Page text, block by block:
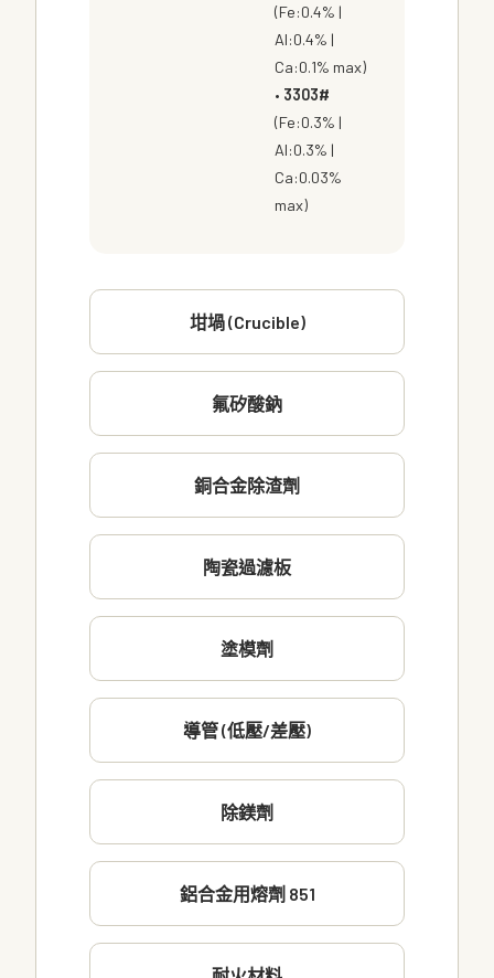
(Fe:0.4% |
Al:0.4% |
Ca:0.1% max)
• 3303#
(Fe:0.3% |
Al:0.3% |
Ca:0.03%
max)
坩堝 (Crucible)
氟矽酸鈉
銅合金除渣劑
陶瓷過濾板
塗模劑
導管 (低壓/差壓)
除鎂劑
鋁合金用熔劑 851